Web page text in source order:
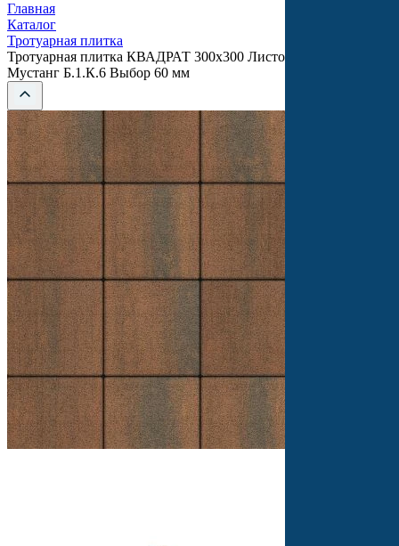
Главная
Каталог
Тротуарная плитка
Тротуарная плитка КВАДРАТ 300х300 Листопад гранит
Мустанг Б.1.К.6 Выбор 60 мм